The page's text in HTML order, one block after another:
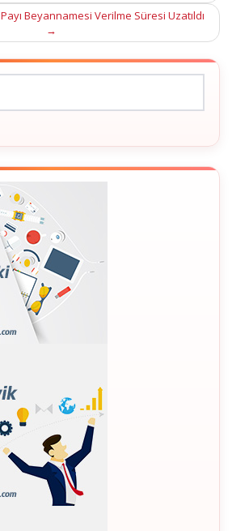
Payı Beyannamesi Verilme Süresi Uzatıldı
→